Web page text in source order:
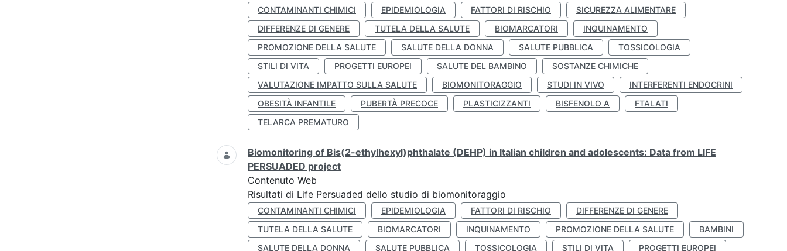
CONTAMINANTI CHIMICI EPIDEMIOLOGIA FATTORI DI RISCHIO
SICUREZZA ALIMENTARE
DIFFERENZE DI GENERE
TUTELA DELLA SALUTE BIOMARCATORI
INQUINAMENTO
PROMOZIONE DELLA SALUTE
SALUTE DELLA DONNA SALUTE PUBBLICA
TOSSICOLOGIA
STILI DI VITA
PROGETTI EUROPEI SALUTE DEL BAMBINO
SOSTANZE CHIMICHE
VALUTAZIONE IMPATTO SULLA SALUTE
BIOMONITORAGGIO STUDI IN VIVO
INTERFERENTI ENDOCRINI
OBESITÀ INFANTILE
PUBERTÀ PRECOCE PLASTICIZZANTI BISFENOLO A
FTALATI
TELARCA PREMATURO
Biomonitoring of Bis(2-ethylhexyl)phthalate (DEHP) in Italian children and adolescents: Data from LIFE
PERSUADED project
Contenuto Web
Risultati di Life Persuaded dello studio di biomonitoraggio
CONTAMINANTI CHIMICI EPIDEMIOLOGIA FATTORI DI RISCHIO
DIFFERENZE DI GENERE
TUTELA DELLA SALUTE
BIOMARCATORI INQUINAMENTO PROMOZIONE DELLA SALUTE
BAMBINI
SALUTE DELLA DONNA
SALUTE PUBBLICA TOSSICOLOGIA STILI DI VITA
PROGETTI EUROPEI